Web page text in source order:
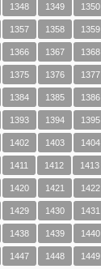
1348 1349 1350
1357 1358 1359
1366 1367 1368
1375 1376 1377
1384 1385 1386
1393 1394 1395
1402 1403 1404
1411 1412 1413
1420 1421 1422
1429 1430 1431
1438 1439 1440
1447 1448 1449